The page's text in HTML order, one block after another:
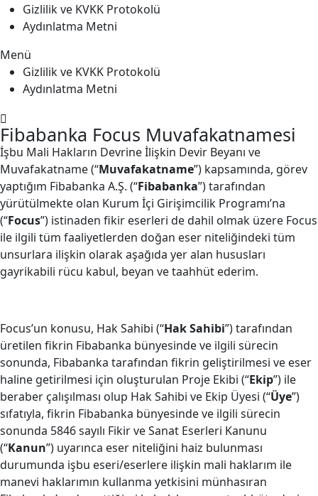
Gizlilik ve KVKK Protokolü
Aydınlatma Metni
Menü
Gizlilik ve KVKK Protokolü
Aydınlatma Metni
Fibabanka Focus Muvafakatnamesi
İşbu Mali Hakların Devrine İlişkin Devir Beyanı ve
Muvafakatname (“Muvafakatname”) kapsamında, görev
yaptığım Fibabanka A.Ş. (“Fibabanka”) tarafından
yürütülmekte olan Kurum İçi Girişimcilik Programı’na
(“Focus”) istinaden fikir eserleri de dahil olmak üzere Focus
ile ilgili tüm faaliyetlerden doğan eser niteliğindeki tüm
unsurlara ilişkin olarak aşağıda yer alan hususları
gayrikabili rücu kabul, beyan ve taahhüt ederim.
Focus’un konusu, Hak Sahibi (“Hak Sahibi”) tarafından
üretilen fikrin Fibabanka bünyesinde ve ilgili sürecin
sonunda, Fibabanka tarafından fikrin geliştirilmesi ve eser
haline getirilmesi için oluşturulan Proje Ekibi (“Ekip”) ile
beraber çalışılması olup Hak Sahibi ve Ekip Üyesi (“Üye”)
sıfatıyla, fikrin Fibabanka bünyesinde ve ilgili sürecin
sonunda 5846 sayılı Fikir ve Sanat Eserleri Kanunu
(“Kanun”) uyarınca eser niteliğini haiz bulunması
durumunda işbu eseri/eserlere ilişkin mali haklarım ile
manevi haklarımın kullanma yetkisini münhasıran